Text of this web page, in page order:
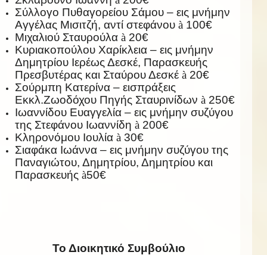
Σύλλογο Πυθαγορείου Σάμου – εις μνήμην
Αγγέλας Μισιτζή, αντί στεφάνου à 100€
Μιχαλιού Σταυρούλα à 20€
Κυριακοπούλου Χαρίκλεια – εις μνήμην
Δημητρίου Ιερέως Δεσκέ, Παρασκευής
Πρεσβυτέρας και Σταύρου Δεσκέ à 20€
Σούρμπη Κατερίνα – εισπράξεις
Εκκλ.Ζωοδόχου Πηγής Σταυρινίδων à 250€
Ιωαννίδου Ευαγγελία – εις μνήμην συζύγου
της Στεφάνου Ιωαννίδη à 200€
Κληρονόμου Ιουλία à 30€
Σιαφάκα Ιωάννα – εις μνήμην συζύγου της
Παναγιώτου, Δημητρίου, Δημητρίου και
Παρασκευής à50€
Το Διοικητικό Συμβούλιο